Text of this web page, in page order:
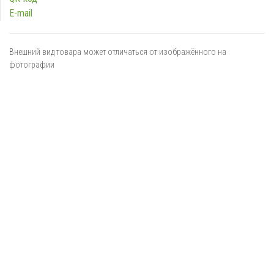
E-mail
Внешний вид товара может отличаться от изображённого на
фотографии